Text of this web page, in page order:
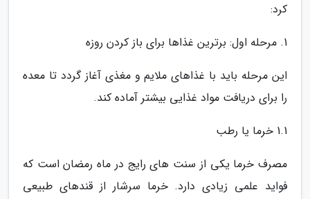
کرد:
1. مرحله اول: برترین غذاها برای باز کردن روزه
این مرحله باید با غذاهای ملایم و مغذی آغاز گردد تا معده
را برای دریافت مواد غذایی بیشتر آماده کند.
1.1 خرما یا رطب
مصرف خرما یکی از سنت های رایج در ماه رمضان است که
فواید علمی زیادی دارد. خرما سرشار از قندهای طبیعی